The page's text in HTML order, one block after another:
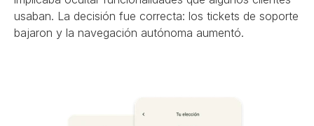
usaban. La decisión fue correcta: los tickets de soporte
bajaron y la navegación autónoma aumentó.